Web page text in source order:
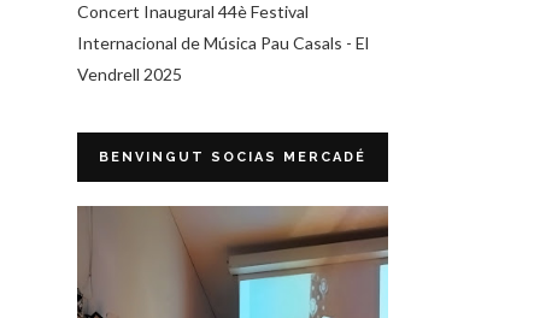
Concert Inaugural 44è Festival
Internacional de Música Pau Casals - El
Vendrell 2025
BENVINGUT SOCIAS MERCADÉ